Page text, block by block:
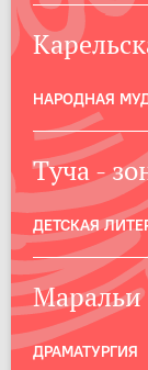
НАРОДНАЯ
Туча -
ДЕТСКАЯ
ДРАМАТУРГИЯ